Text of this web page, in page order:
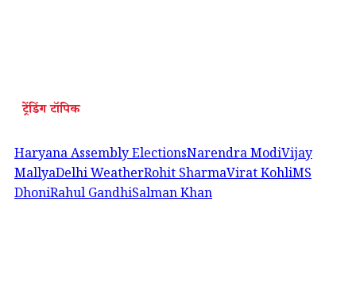
ट्रेंडिंग टॉपिक
Haryana Assembly ElectionsNarendra ModiVijay
MallyaDelhi WeatherRohit SharmaVirat KohliMS
DhoniRahul GandhiSalman Khan